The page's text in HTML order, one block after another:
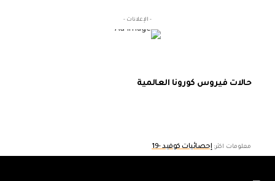
- الإعلانات -
حالات فيروس كورونا العالمية
معلومات اكثر: إحصائيات كوفيد -19